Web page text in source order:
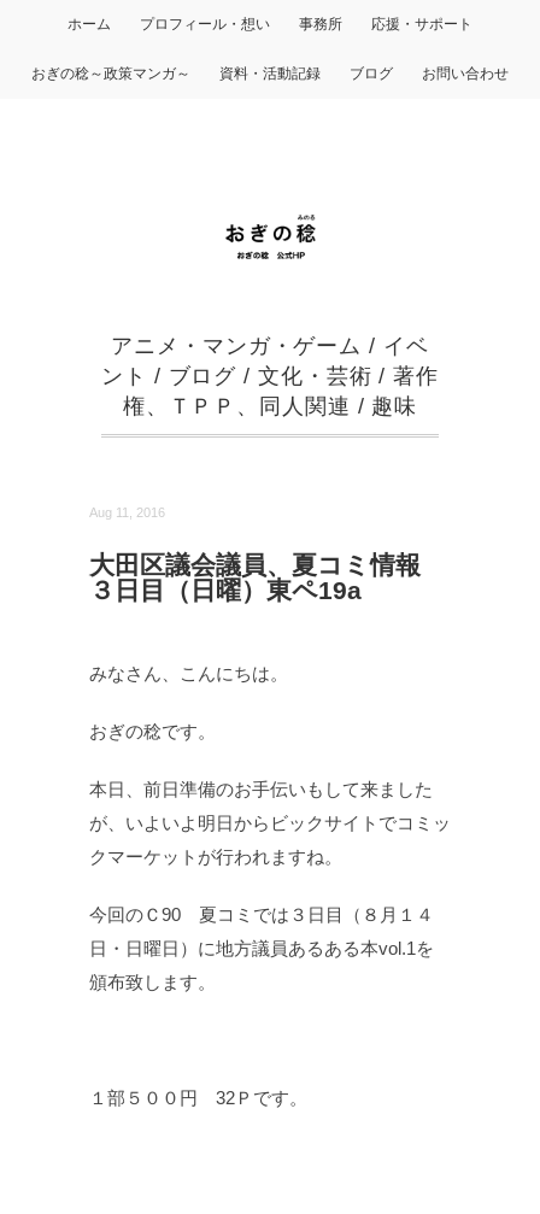
ホーム プロフィール・想い 事務所 応援・サポート
おぎの稔～政策マンガ～ 資料・活動記録 ブログ お問い合わせ
アニメ・マンガ・ゲーム / イベ
ント / ブログ / 文化・芸術 /著作
権、ＴＰＰ、同人関連 / 趣味
Aug 11, 2016
大田区議会議員、夏コミ情報
３日目（日曜）東ペ19a
みなさん、こんにちは。
おぎの稔です。
本日、前日準備のお手伝いもして来ました
が、いよいよ明日からビックサイトでコミッ
クマーケットが行われますね。
今回のＣ90 夏コミでは３日目（８月１４
日・日曜日）に地方議員あるある本vol.1を
頒布致します。
１部５００円 32Ｐです。